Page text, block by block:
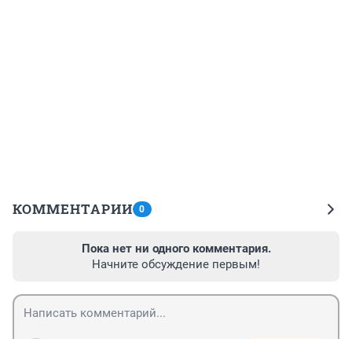
КОММЕНТАРИИ 0
Пока нет ни одного комментария.
Начните обсуждение первым!